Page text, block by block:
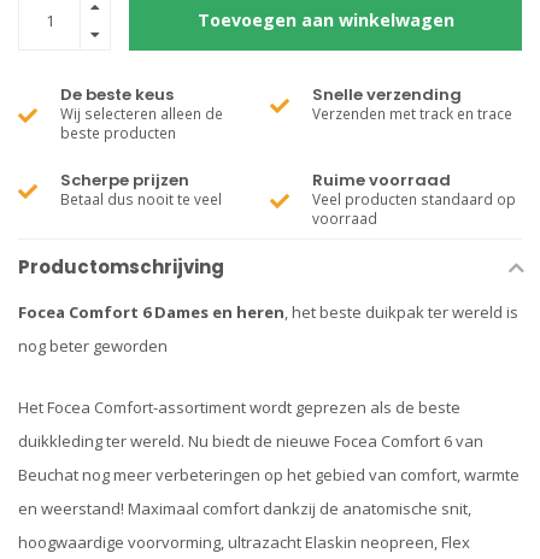
Toevoegen aan winkelwagen
De beste keus
Wij selecteren alleen de
beste producten
Snelle verzending
Verzenden met track en trace
Scherpe prijzen
Betaal dus nooit te veel
Ruime voorraad
Veel producten standaard op
voorraad
Productomschrijving
Focea Comfort 6 Dames en heren, het beste duikpak ter wereld is
nog beter geworden
Het Focea Comfort-assortiment wordt geprezen als de beste
duikkleding ter wereld. Nu biedt de nieuwe Focea Comfort 6 van
Beuchat nog meer verbeteringen op het gebied van comfort, warmte
en weerstand! Maximaal comfort dankzij de anatomische snit,
hoogwaardige voorvorming, ultrazacht Elaskin neopreen, Flex